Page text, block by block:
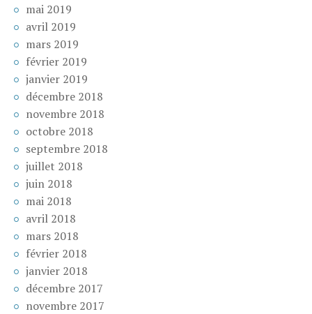
mai 2019
avril 2019
mars 2019
février 2019
janvier 2019
décembre 2018
novembre 2018
octobre 2018
septembre 2018
juillet 2018
juin 2018
mai 2018
avril 2018
mars 2018
février 2018
janvier 2018
décembre 2017
novembre 2017